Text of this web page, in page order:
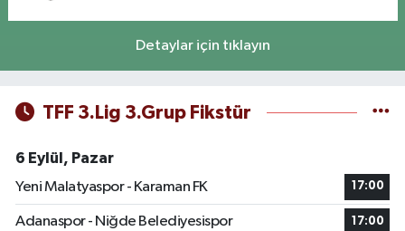
Detaylar için tıklayın
TFF 3.Lig 3.Grup Fikstür
6 Eylül, Pazar
Yeni Malatyaspor - Karaman FK
17:00
Adanaspor - Niğde Belediyesispor 17:00